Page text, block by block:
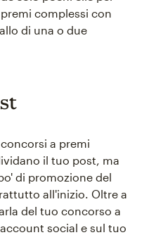
complessi con
di una o due
a premi
il tuo post, ma
di promozione del
all'inizio. Oltre a
del tuo concorso a
social e sul tuo